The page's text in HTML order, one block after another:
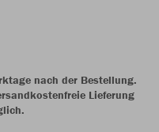
nach der Bestellung.
Lieferung